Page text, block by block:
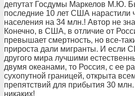
депутат Госдумы Маркелов М.Ю.
последние 10 лет США нарастили
населения на 34 млн.! Автор не
Конечно, в США, в отличие от
превышает смертность, но все-
прироста дали мигранты. И если
другого мира лучшими
двумя океанами, то Россия, с ее
сухопутной границей, открыта
препятствий для прибытия 30
никаких!